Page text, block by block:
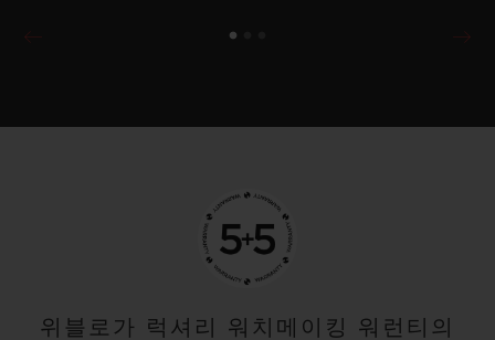
위블로가 럭셔리 워치메이킹 워런티의